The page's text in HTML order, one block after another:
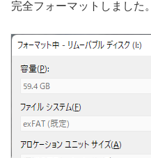
完全フォーマットしました。